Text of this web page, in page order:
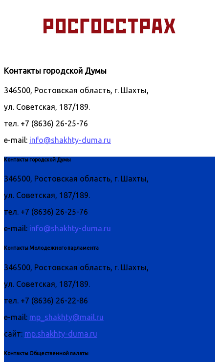
Контакты городской Думы
346500, Ростовская область, г. Шахты,
ул. Советская, 187/189.
тел. +7 (8636) 26-25-76
e-mail: info@shakhty-duma.ru
Контакты городской Думы
346500, Ростовская область, г. Шахты,
ул. Советская, 187/189.
тел. +7 (8636) 26-25-76
e-mail: info@shakhty-duma.ru
Контакты Молодежного парламента
346500, Ростовская область, г. Шахты,
ул. Советская, 187/189.
тел. +7 (8636) 26-22-86
e-mail: mp_shakhty@mail.ru
сайт: mp.shakhty-duma.ru
Контакты Общественной палаты